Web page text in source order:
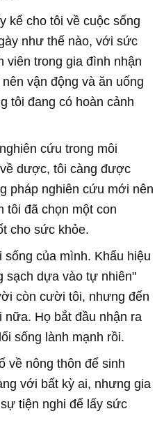
kể cho tôi về cuộc sống
như thế nào, với sức
viên trong gia đình nhận
vận động và ăn uống
tôi đang có hoàn cảnh
cứu trong môi
dược, tôi càng được
pháp nghiên cứu mới nên
tôi đã chọn một con
cho sức khỏe.
của mình. Khẩu hiệu
sạch dựa vào tự nhiên"
còn cười tôi, nhưng đến
Họ bắt đầu nhận ra
sống lành mạnh rồi.
về nông thôn để sinh
với bất kỳ ai, nhưng gia
tiện nghi để lấy sức